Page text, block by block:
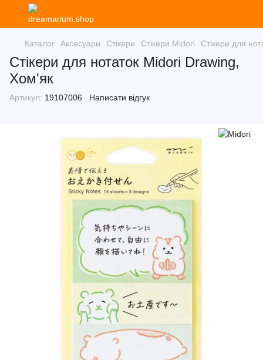
Каталог Аксесуари Стікери Стікери Midori Стікери для
Стікери для нотаток Midori Drawing,
Хом'як
Артикул: 19107006 Написати відгук